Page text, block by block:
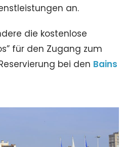
an.
die kostenlose
für den Zugang zum
bei den Bains